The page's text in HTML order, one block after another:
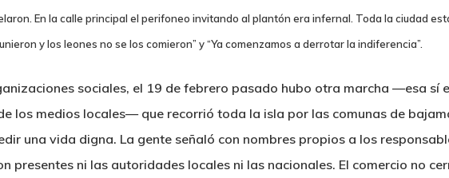
En la calle principal el perifoneo invitando al plantón era infernal. Toda la ciudad
y los leones no se los comieron” y “Ya comenzamos a derrotar la indiferencia”.
sociales, el 19 de febrero pasado hubo otra marcha —esa sí
los medios locales— que recorrió toda la isla por las comunas de
una vida digna. La gente señaló con nombres propios a los
presentes ni las autoridades locales ni las nacionales. El comercio no